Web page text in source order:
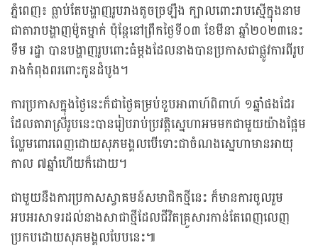
ភ្នំពេញ៖ ធ្លាប់តែបង្ហាញរូបរាងតូចច្រឡឹង ក្បាលពោះរាបស្មើក្នុងនាម
ជាតារាបង្ហាញម៉ូតម្នាក់ ប៉ុន្តែនៅព្រឹកថ្ងៃទី០៣ ខែមីនា ឆ្នាំ២០២៣នេះ
ទឹម រដ្ឋា បានបង្ហាញរូបពោះធំម្តងដែលនាងបានប្រកាសជាផ្លូវការពីរូប
រាងកំពុងពរពោះកូនដំបូង។
ការប្រកាសក្នុងថ្ងៃនេះក៏ជាថ្ងៃគម្រប់ខួបអាពាហ៍ពិពាហ៍ ១ឆ្នាំផងដែរ
ដែលតារាស្រីរូបនេះបានរៀបរាប់ប្រវត្តិស្នេហាអមមកជាមួយយ៉ាងផ្អែម
ល្ហែមពោរពេញដោយសុភមង្គលបើទោះជាចំណងស្នេហាមានអាយុ
កាល ៧ឆ្នាំហើយក៏ដោយ។
ជាមួយនឹងការប្រកាសស្វាគមន៍សមាជិកថ្មីនេះ ក៏មានការចូលរួម
អបអរសាទរដល់នាងសាជាថ្មីដែលជីវិតគ្រួសារកាន់តែពេញលេញ
ប្រកបដោយសុភមង្គលបែបនេះ៕